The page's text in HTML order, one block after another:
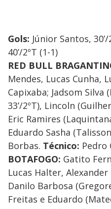
Gols: Júnior Santos,
40’/2ºT (1-1)
RED BULL
Mendes, Lucas Cunha,
Capixaba; Jadsom Silva
33’/2ºT), Lincoln
Eric Ramires
Eduardo Sasha
Borbas. Técnico: Pedro
BOTAFOGO: Gatito
Lucas Halter,
Danilo Barbosa
Freitas e Eduardo